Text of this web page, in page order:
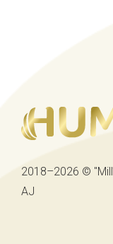
2018–2026 ©
AJ